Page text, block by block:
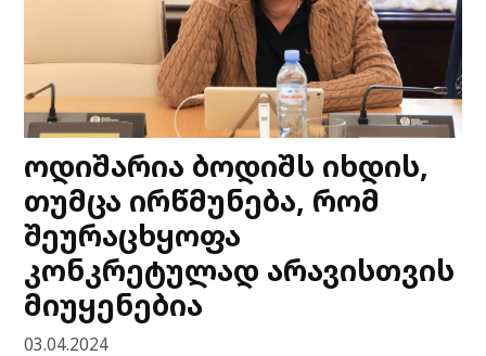
ოდიშარია ბოდიშს იხდის,
თუმცა ირწმუნება, რომ
შეურაცხყოფა
კონკრეტულად არავისთვის
მიუყენებია
03.04.2024